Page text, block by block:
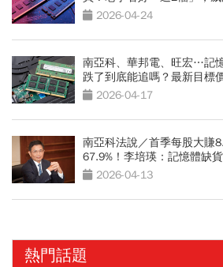
2026-04-24
南亞科、華邦電、旺宏…記
跌了到底能追嗎？最新目標
2026-04-17
南亞科法說／首季每股大賺
67.9%！李培瑛：記憶體缺
貨價鬆動？
2026-04-13
熱門話題